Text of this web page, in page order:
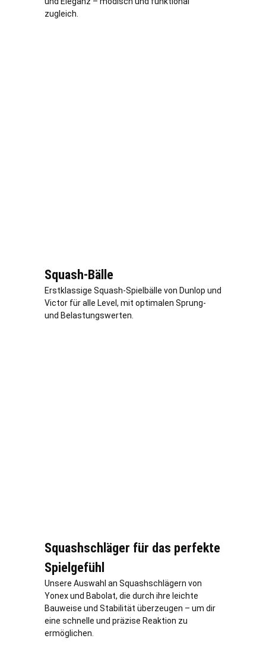
zugleich.
Squash-Bälle
Erstklassige Squash-Spielbälle von Dunlop und
Victor für alle Level, mit optimalen Sprung-
und Belastungswerten.
Squashschläger für das perfekte
Spielgefühl
Unsere Auswahl an Squashschlägern von
Yonex und Babolat, die durch ihre leichte
Bauweise und Stabilität überzeugen – um dir
eine schnelle und präzise Reaktion zu
ermöglichen.